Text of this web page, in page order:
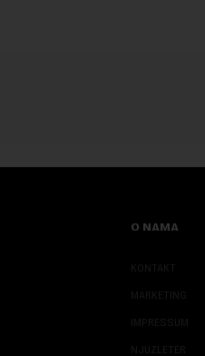
O NAMA
KONTAKT
MARKETING
IMPRESSUM
NJUZLETER